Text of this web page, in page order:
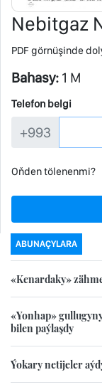
Nebitgaz
PDF görnüşinde
Bahasy: 1 M
Telefon belgi
+993
Oňden tölenenmi?
ABUNAÇYLARA
«Kenardaky»
«Yonhap»
bilen paýlaşdy
Ýokary netijeler